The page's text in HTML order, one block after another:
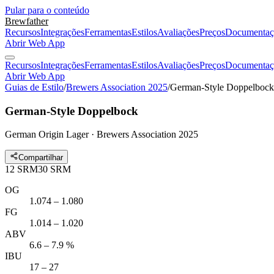
Pular para o conteúdo
Brewfather
RecursosIntegraçõesFerramentasEstilosAvaliaçõesPreços
Abrir Web App
RecursosIntegraçõesFerramentasEstilosAvaliaçõesPreços
Abrir Web App
Guias de Estilo/Brewers Association 2025/German-Style Doppelbock
German-Style Doppelbock
German Origin Lager · Brewers Association 2025
Compartilhar
12 SRM30 SRM
OG
1.074 – 1.080
FG
1.014 – 1.020
ABV
6.6 – 7.9 %
IBU
17 – 27